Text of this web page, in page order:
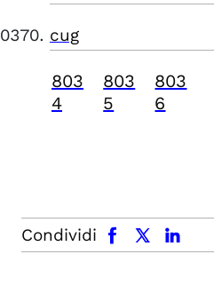
cug
803
4
803
5
803
6
Condividi
facebook x.com linkedin